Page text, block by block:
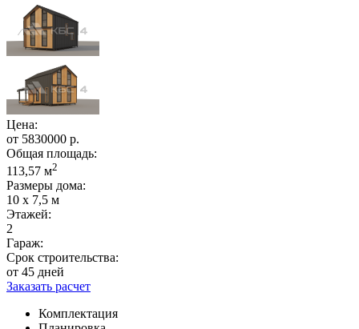
Цена:
от 5830000 р.
Общая площадь:
113,57 м2
Размеры дома:
10 х 7,5 м
Этажей:
2
Гараж:
Срок строительства:
от 45 дней
Заказать расчет
Комплектация